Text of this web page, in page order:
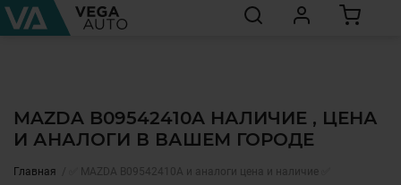
MAZDA B09542410A НАЛИЧИЕ , ЦЕНА
И АНАЛОГИ В ВАШЕМ ГОРОДЕ
Главная ✅ MAZDA B09542410A и аналоги цена и наличие ✅